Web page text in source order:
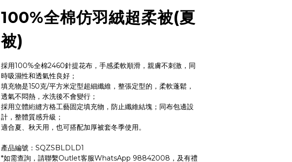
100%全棉仿羽絨超柔被(夏
被)
採用100%全棉2460針提花布，手感柔軟順滑，親膚不刺激，同
時吸濕性和透氣性良好；
填充物是150克/平方米定型超細纖維，整張定型的，柔軟蓬鬆，
透氣不悶熱，水洗後不會變行；
採用立體絎縫方格工藝固定填充物，防止纖維結塊；同布包邊設
計，整體質感升級；
適合夏、秋天用，也可搭配加厚被套冬季使用。
產品編號：SQZSBLDLD1
*如需查詢，請聯繫Outlet客服WhatsApp 98842008，及有禮